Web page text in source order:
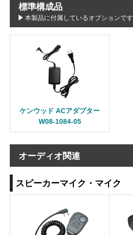
標準構成品
本製品に付属しているオプションです
ケンウッド ACアダプター
W08-1084-05
オーディオ関連
スピーカーマイク・マイク